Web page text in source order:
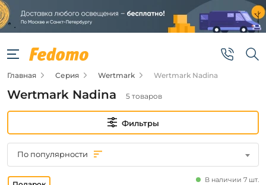
Фильтры
Цена
от
Главная Серия Wertmark Wertmark Nadina
Wertmark Nadina 5 товаров
Фильтры
По популярности
В наличии 7 шт.